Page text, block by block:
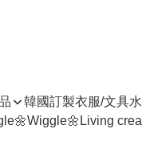
韓國訂製衣服/文具
Living